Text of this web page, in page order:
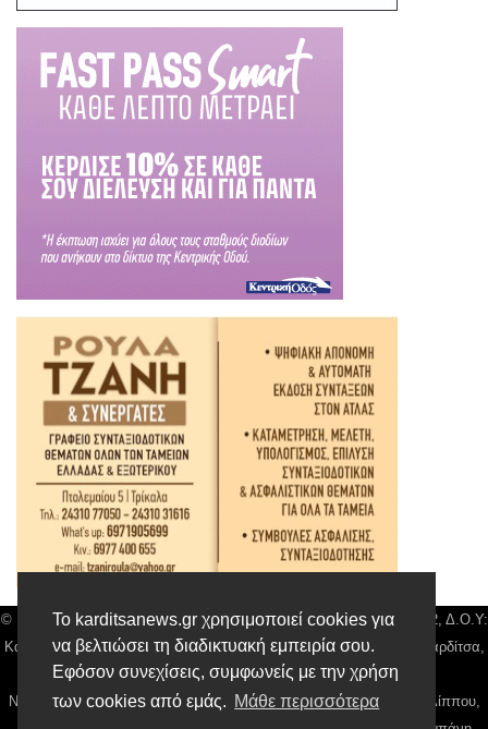
Το karditsanews.gr χρησιμοποιεί cookies για
να βελτιώσει τη διαδικτυακή εμπειρία σου.
Εφόσον συνεχίσεις, συμφωνείς με την χρήση
των cookies από εμάς. Μάθε περισσότερα
© Karditsa News | Διακριτικός Τίτλος: Orion Media, ΑΦΜ: 043750542, Δ.Ο.Υ:
Καρδίτσας, Αρ. Γεμή: 018804431000, Δ/νση: Διάκου 10 τ.κ 43132 Καρδίτσα,
Τηλ: 24410 42500, email:news@karditsanews.gr.
Νόμιμος Εκπρόσωπος, Ιδιοκτήτης και Διαχειριστής: Παναγιώτης Φιλίππου,